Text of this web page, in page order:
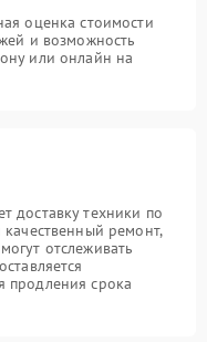
оценка стоимости
и возможность
или онлайн на
доставку техники по
ремонт,
отслеживать
продления срока